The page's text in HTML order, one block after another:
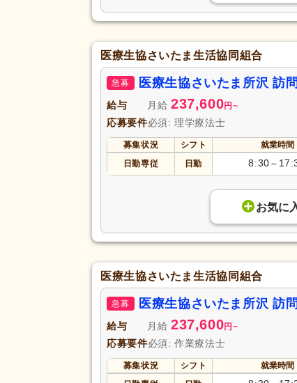
医療生協さいたま生活協同組合
急募 医療生協さいたま所沢 訪
給与 月給 237,600円~
応募要件必須: 理学療法士
募集状況 シフト 就業時間
日勤専従
日勤 8:30 ～
お気に
医療生協さいたま生活協同組合
急募 医療生協さいたま所沢 訪
給与 月給 237,600円~
応募要件必須: 作業療法士
募集状況 シフト 就業時間